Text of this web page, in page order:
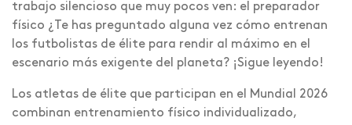
trabajo silencioso que muy pocos ven: el preparador
físico ¿Te has preguntado alguna vez cómo entrenan
los futbolistas de élite para rendir al máximo en el
escenario más exigente del planeta? ¡Sigue leyendo!
Los atletas de élite que participan en el Mundial 2026
combinan entrenamiento físico individualizado,